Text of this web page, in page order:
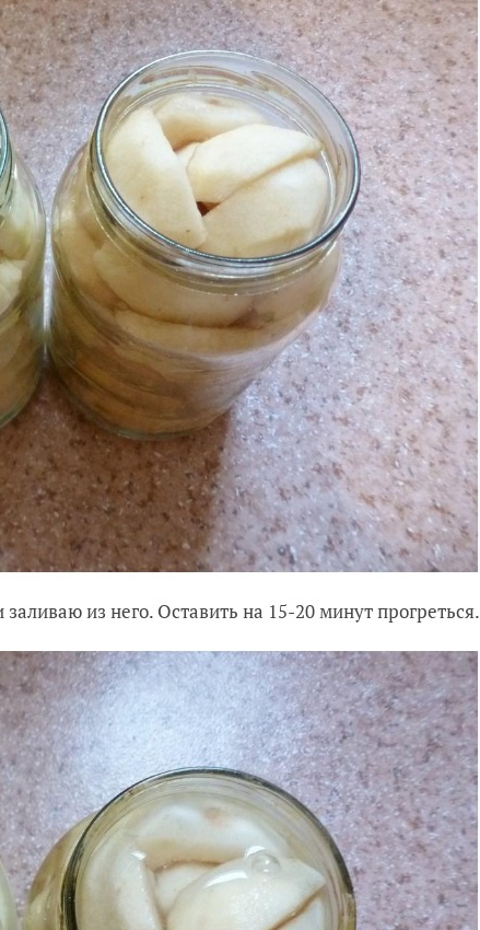
из него. Оставить на 15-20 минут прогреться.